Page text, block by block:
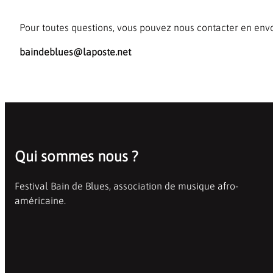
Pour toutes questions, vous pouvez nous contacter en
baindeblues@laposte.net
Qui sommes nous ?
Festival Bain de Blues, association de musique afro-
américaine.